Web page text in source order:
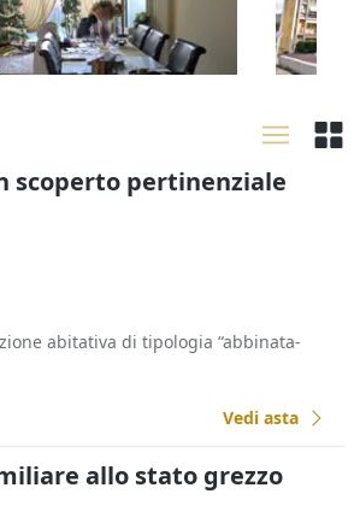
(Vicenza)
30/
scoperto pertinenziale
abitativa di tipologia “abbinata-
Vedi asta
allo stato grezzo